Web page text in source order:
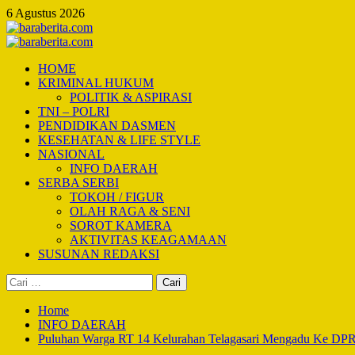
Skip
to
content
6 Agustus 2026
Primary
HOME
KRIMINAL HUKUM
POLITIK & ASPIRASI
TNI – POLRI
PENDIDIKAN DASMEN
KESEHATAN & LIFE STYLE
NASIONAL
INFO DAERAH
SERBA SERBI
TOKOH / FIGUR
OLAH RAGA & SENI
SOROT KAMERA
AKTIVITAS KEAGAMAAN
SUSUNAN REDAKSI
Cari
untuk:
Home
INFO DAERAH
Puluhan Warga RT 14 Kelurahan Telagasari Mengadu Ke